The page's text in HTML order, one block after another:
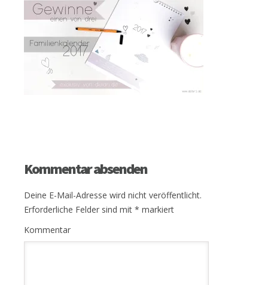
Kommentar absenden
Deine E-Mail-Adresse wird nicht veröffentlicht.
Erforderliche Felder sind mit * markiert
Kommentar